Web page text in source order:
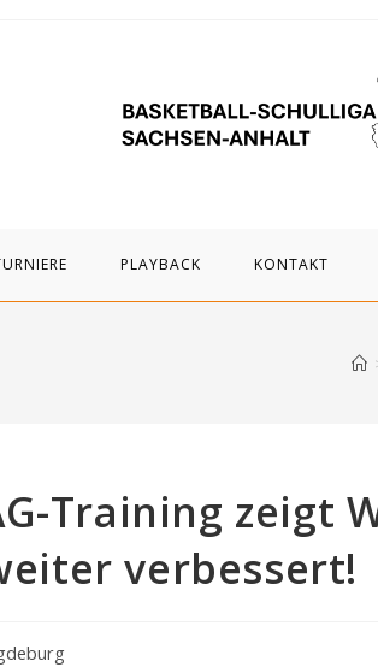
PLAYBACK KONTAKT
Training zeigt
verbessert!